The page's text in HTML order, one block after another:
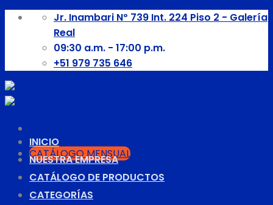
Skip
content
Jr. Inambari Nº 739 Int. 224 Piso 2 - Galería
Real
09:30 a.m. - 17:00 p.m.
+51 979 735 646
CATÁLOGO MENSUAL
INICIO
NUESTRA EMPRESA
CATÁLOGO DE PRODUCTOS
CATEGORÍAS